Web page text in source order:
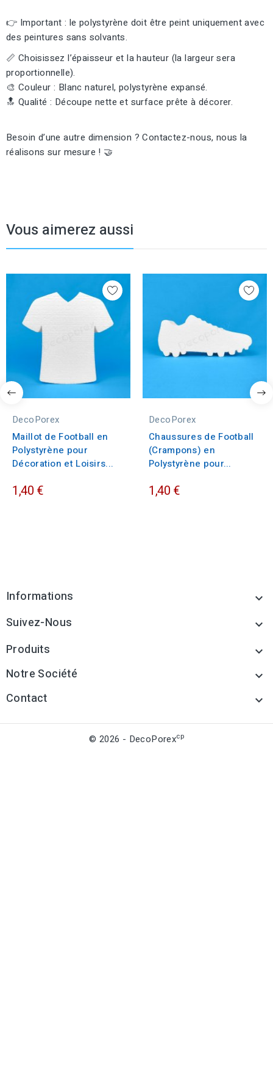
👉 Important : le polystyrène doit être peint uniquement avec
des peintures sans solvants.
📏 Choisissez l’épaisseur et la hauteur (la largeur sera
proportionnelle).
🎨 Couleur : Blanc naturel, polystyrène expansé.
🔝 Qualité : Découpe nette et surface prête à décorer.
Besoin d’une autre dimension ? Contactez-nous, nous la
réalisons sur mesure ! 🤝
Vous aimerez aussi
DecoPorex
Maillot de Football en
Polystyrène pour
Décoration et Loisirs...
1,40 €
DecoPorex
Chaussures de Football
(Crampons) en
Polystyrène pour...
1,40 €
Informations 
Suivez-Nous 
Produits 
Notre Société 
Contact 
© 2026 - DecoPorexcp